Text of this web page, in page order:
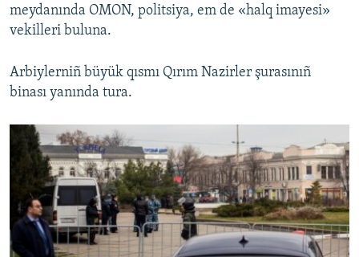
meydanında OMON, politsiya, em de «halq imayesi»
vekilleri buluna.
Arbiylerniñ büyük qısmı Qırım Nazirler şurasınıñ
binası yanında tura.